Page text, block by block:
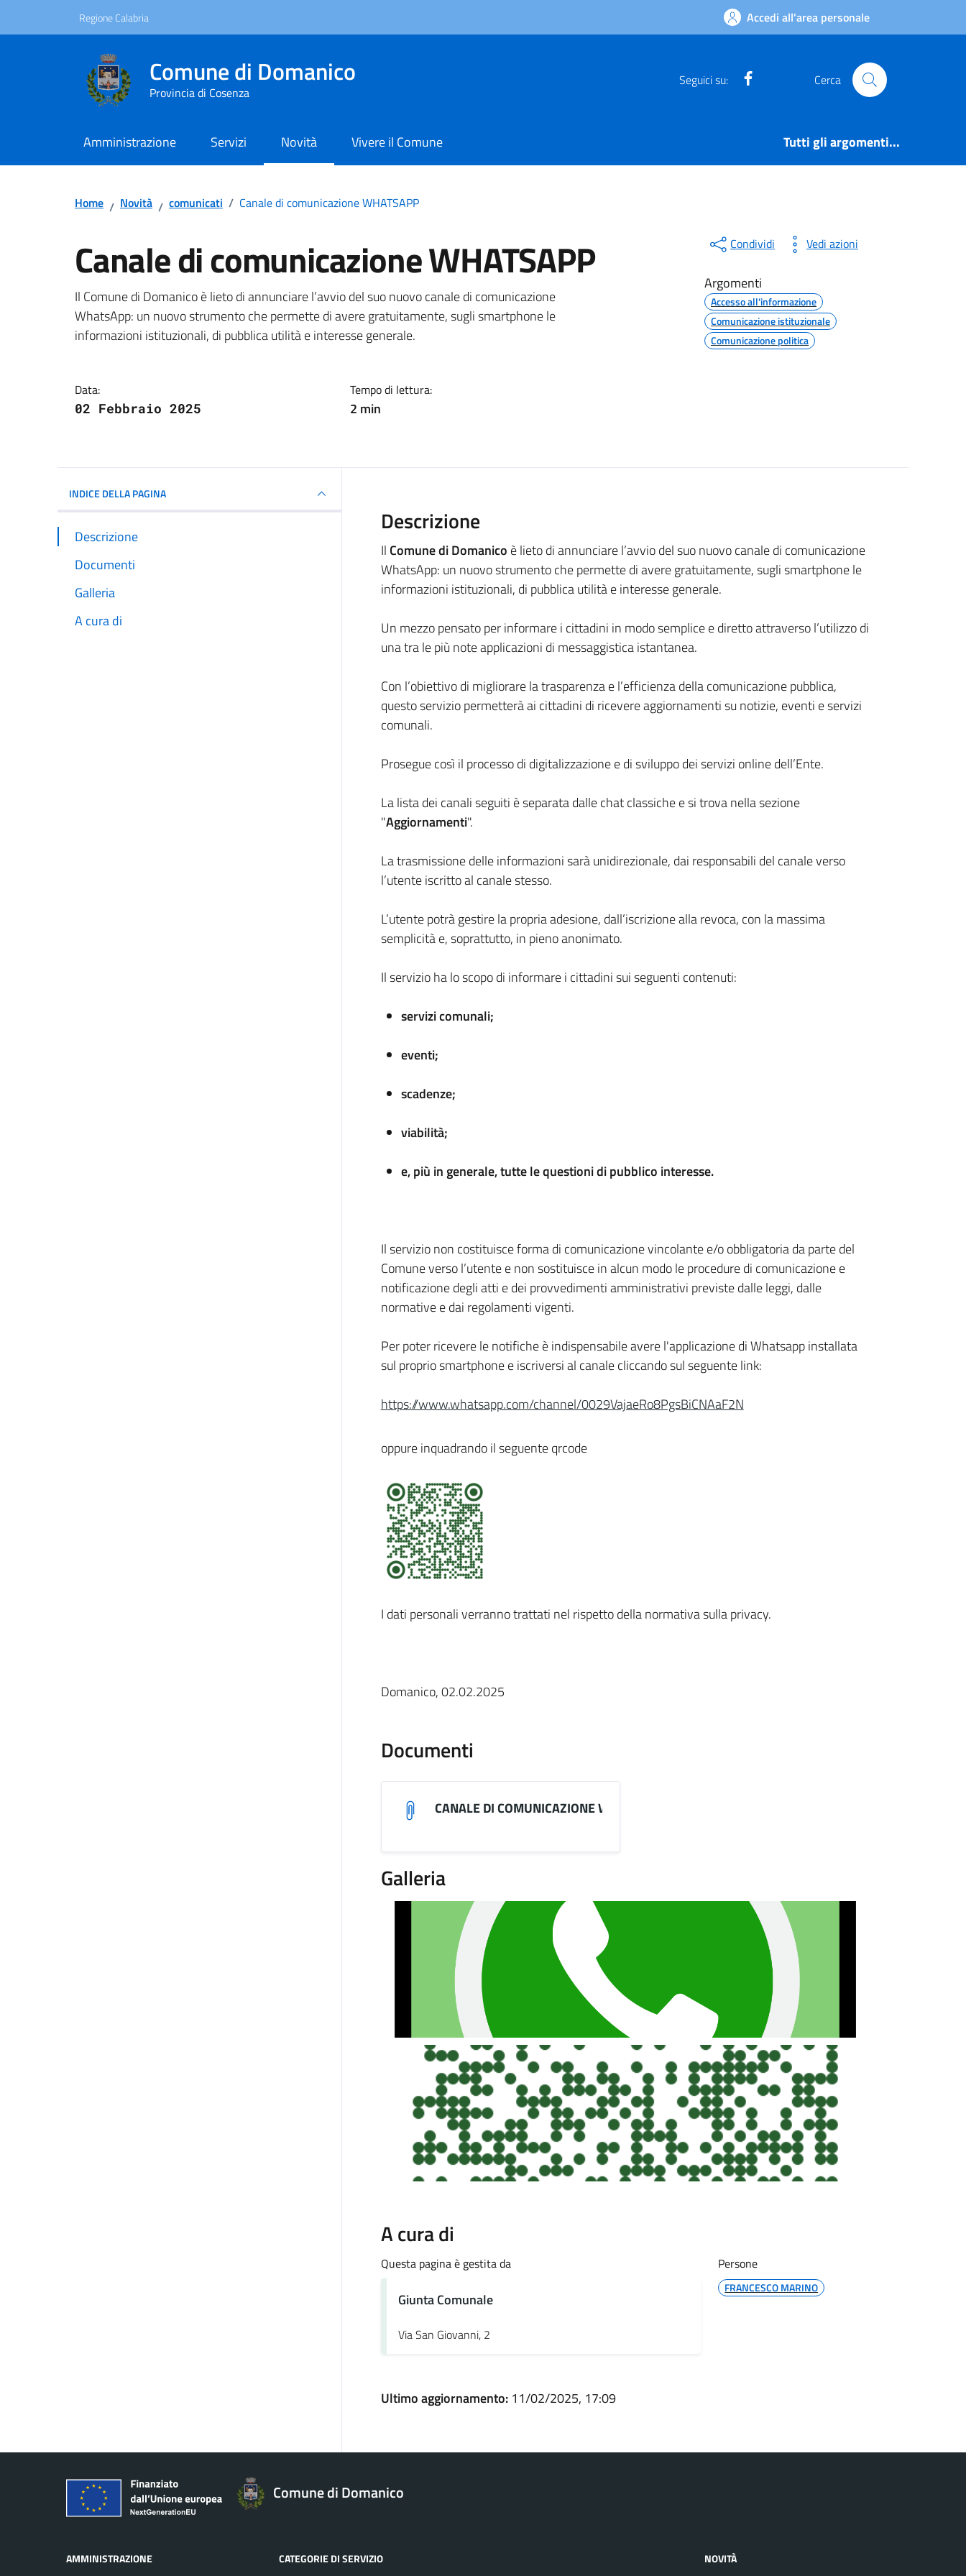
Regione Calabria Accedi all'area personale
Comune di Domanico
Provincia di Cosenza
Seguici su: Cerca
Amministrazione Servizi Novità Vivere il Comune Tutti gli argomenti...
Home / Novità / comunicati / Canale di comunicazione WHATSAPP
Canale di comunicazione WHATSAPP
Dettagli della notizia
Il Comune di Domanico è lieto di annunciare l’avvio del suo nuovo canale di comunicazione
WhatsApp: un nuovo strumento che permette di avere gratuitamente, sugli smartphone le
informazioni istituzionali, di pubblica utilità e interesse generale.
Data:
02 Febbraio 2025
Tempo di lettura:
2 min
Condividi Vedi azioni
Argomenti
Accesso all'informazione
Comunicazione istituzionale
Comunicazione politica
INDICE DELLA PAGINA
Descrizione
Documenti
Galleria
A cura di
Descrizione
Il Comune di Domanico è lieto di annunciare l’avvio del suo nuovo canale di comunicazione
WhatsApp: un nuovo strumento che permette di avere gratuitamente, sugli smartphone le
informazioni istituzionali, di pubblica utilità e interesse generale.
Un mezzo pensato per informare i cittadini in modo semplice e diretto attraverso l’utilizzo di
una tra le più note applicazioni di messaggistica istantanea.
Con l’obiettivo di migliorare la trasparenza e l’efficienza della comunicazione pubblica,
questo servizio permetterà ai cittadini di ricevere aggiornamenti su notizie, eventi e servizi
comunali.
Prosegue così il processo di digitalizzazione e di sviluppo dei servizi online dell’Ente.
La lista dei canali seguiti è separata dalle chat classiche e si trova nella sezione
"Aggiornamenti".
La trasmissione delle informazioni sarà unidirezionale, dai responsabili del canale verso
l’utente iscritto al canale stesso.
L’utente potrà gestire la propria adesione, dall’iscrizione alla revoca, con la massima
semplicità e, soprattutto, in pieno anonimato.
Il servizio ha lo scopo di informare i cittadini sui seguenti contenuti:
servizi comunali;
eventi;
scadenze;
viabilità;
e, più in generale, tutte le questioni di pubblico interesse.
Il servizio non costituisce forma di comunicazione vincolante e/o obbligatoria da parte del
Comune verso l’utente e non sostituisce in alcun modo le procedure di comunicazione e
notificazione degli atti e dei provvedimenti amministrativi previste dalle leggi, dalle
normative e dai regolamenti vigenti.
Per poter ricevere le notifiche è indispensabile avere l'applicazione di Whatsapp installata
sul proprio smartphone e iscriversi al canale cliccando sul seguente link:
https://www.whatsapp.com/channel/0029VajaeRo8PgsBiCNAaF2N
oppure inquadrando il seguente qrcode
I dati personali verranno trattati nel rispetto della normativa sulla privacy.
Domanico, 02.02.2025
Documenti
CANALE DI COMUNICAZIONE WHATSAPP
Galleria
A cura di
Questa pagina è gestita da
Giunta Comunale
Via San Giovanni, 2
Persone
FRANCESCO MARINO
Ultimo aggiornamento: 11/02/2025, 17:09
Comune di Domanico
AMMINISTRAZIONE CATEGORIE DI SERVIZIO NOVITÀ